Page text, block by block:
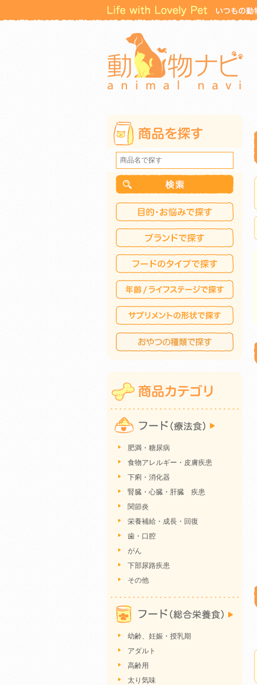
肥満・糖尿病
食物アレルギー・皮膚疾患
下痢・消化器
腎臓・心臓・肝臓 疾患
関節炎
栄養補給・成長・回復
歯・口腔
がん
下部尿路疾患
その他
幼齢、妊娠・授乳期
アダルト
高齢用
太り気味